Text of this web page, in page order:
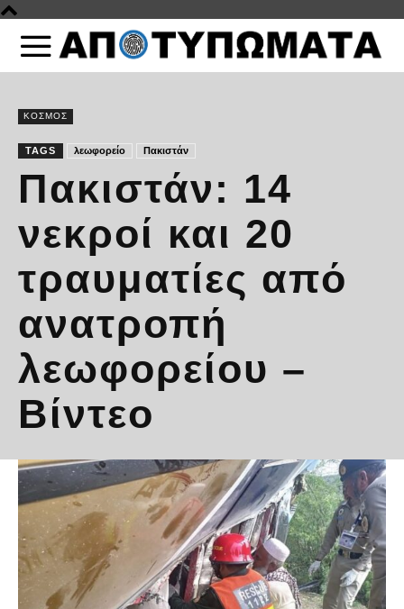
ΚΟΣΜΟΣ
TAGS λεωφορείο Πακιστάν
Πακιστάν: 14
νεκροί και 20
τραυματίες από
ανατροπή
λεωφορείου –
Βίντεο